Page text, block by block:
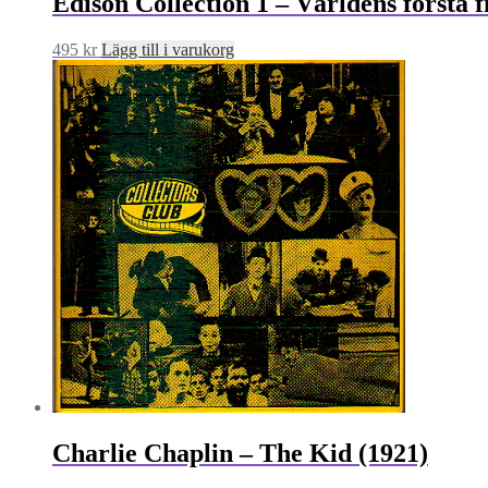
495 kr Lägg till i varukorg
Charlie Chaplin – The Kid (1921)